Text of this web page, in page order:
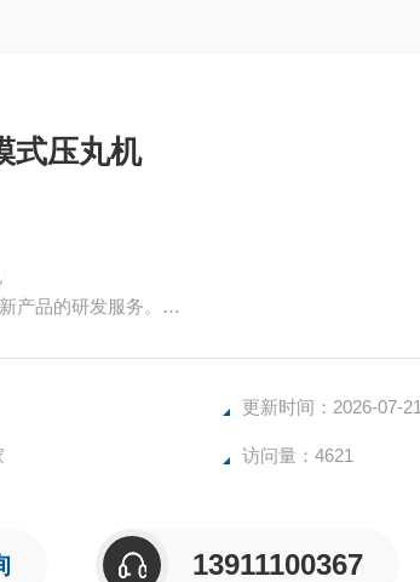
式压丸机
产品的研发服务。
更新时间：2026-07-21
访问量：4621
13911100367